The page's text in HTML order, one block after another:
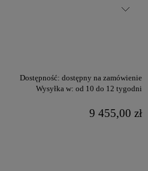
Dostępność: dostępny na zamówienie
Wysyłka w: od 10 do 12 tygodni
9 455,00 zł